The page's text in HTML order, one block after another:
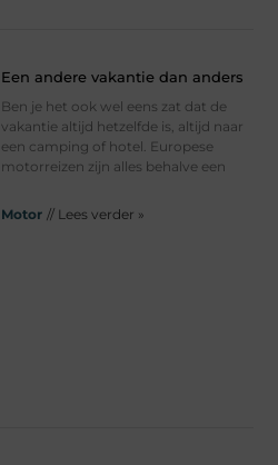
Een andere vakantie dan anders
Ben je het ook wel eens zat dat de
vakantie altijd hetzelfde is, altijd naar
een camping of hotel. Europese
motorreizen zijn alles behalve een
Motor // Lees verder »